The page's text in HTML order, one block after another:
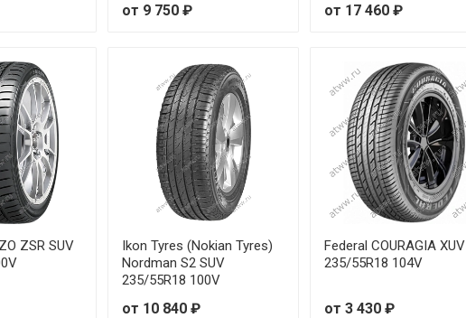
от 9 750 ₽ от 17 460 ₽
ZSR SUV
Ikon Tyres (Nokian Tyres)
Nordman S2 SUV
235/55R18 100V
от 10 840 ₽
Federal COURAGIA XUV
235/55R18 104V
от 3 430 ₽